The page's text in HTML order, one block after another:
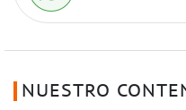
NUESTRO